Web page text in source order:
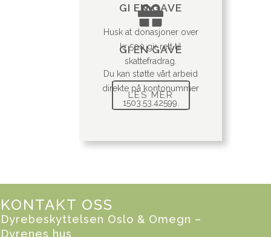
GI EN GAVE
Du kan støtte vårt arbeid
direkte på kontonummer
1503.53.42599.
GI EN GAVE
Husk at donasjoner over
kr 500 gir rett til
skattefradrag.
LES MER
KONTAKT OSS
Dyrebeskyttelsen Oslo & Omegn –
Dyrenes hus